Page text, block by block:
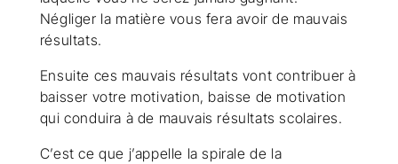
Négliger la matière vous fera avoir de mauvais
résultats.
Ensuite ces mauvais résultats vont contribuer à
baisser votre motivation, baisse de motivation
qui conduira à de mauvais résultats scolaires.
C’est ce que j’appelle la spirale de la